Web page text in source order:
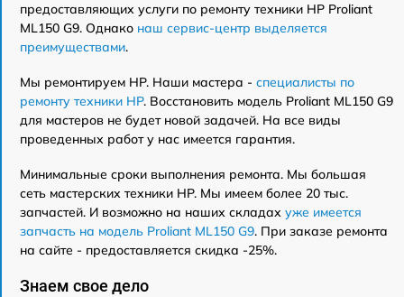
предоставляющих услуги по ремонту техники HP Proliant
ML150 G9. Однако наш сервис-центр выделяется
преимуществами.
Мы ремонтируем HP. Наши мастера - специалисты по
ремонту техники HP. Восстановить модель Proliant ML150 G9
для мастеров не будет новой задачей. На все виды
проведенных работ у нас имеется гарантия.
Минимальные сроки выполнения ремонта. Мы большая
сеть мастерских техники HP. Мы имеем более 20 тыс.
запчастей. И возможно на наших складах уже имеется
запчасть на модель Proliant ML150 G9. При заказе ремонта
на сайте - предоставляется скидка -25%.
Знаем свое дело